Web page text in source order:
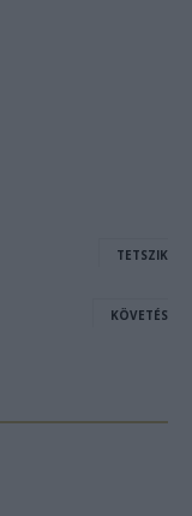
TETSZIK
KÖVETÉS